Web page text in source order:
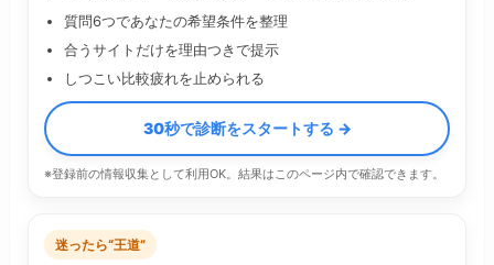
質問6つであなたの希望条件を整理
合うサイトだけを理由つきで提示
しつこい比較疲れを止められる
30秒で診断をスタートする →
※登録前の情報収集として利用OK。結果はこのページ内で確認できます。
迷ったら“王道”